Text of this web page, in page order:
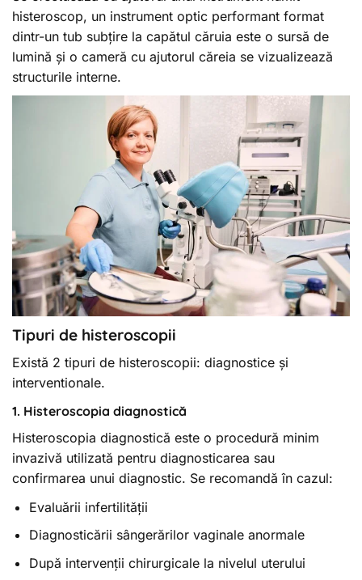
histeroscop, un instrument optic performant format
dintr-un tub subțire la capătul căruia este o sursă de
lumină și o cameră cu ajutorul căreia se vizualizează
structurile interne.
Tipuri de histeroscopii
Există 2 tipuri de histeroscopii: diagnostice și
interventionale.
1. Histeroscopia diagnostică
Histeroscopia diagnostică este o procedură minim
invazivă utilizată pentru diagnosticarea sau
confirmarea unui diagnostic. Se recomandă în cazul:
Evaluării infertilității
Diagnosticării sângerărilor vaginale anormale
După intervenții chirurgicale la nivelul uterului